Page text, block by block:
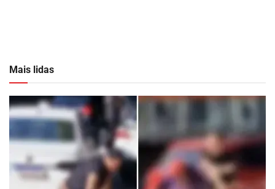
Mais lidas